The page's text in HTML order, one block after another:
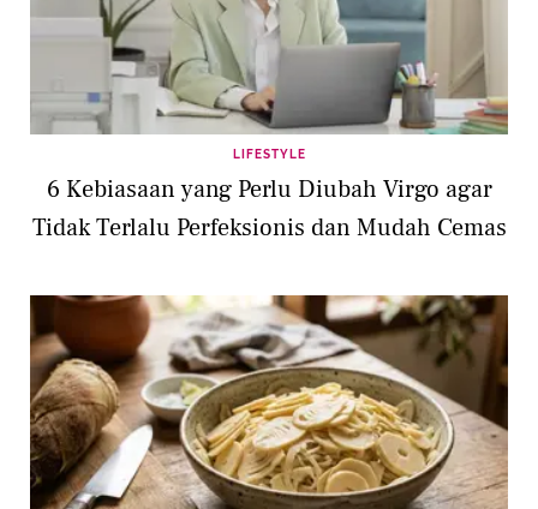
LIFESTYLE
6 Kebiasaan yang Perlu Diubah Virgo agar
Tidak Terlalu Perfeksionis dan Mudah Cemas